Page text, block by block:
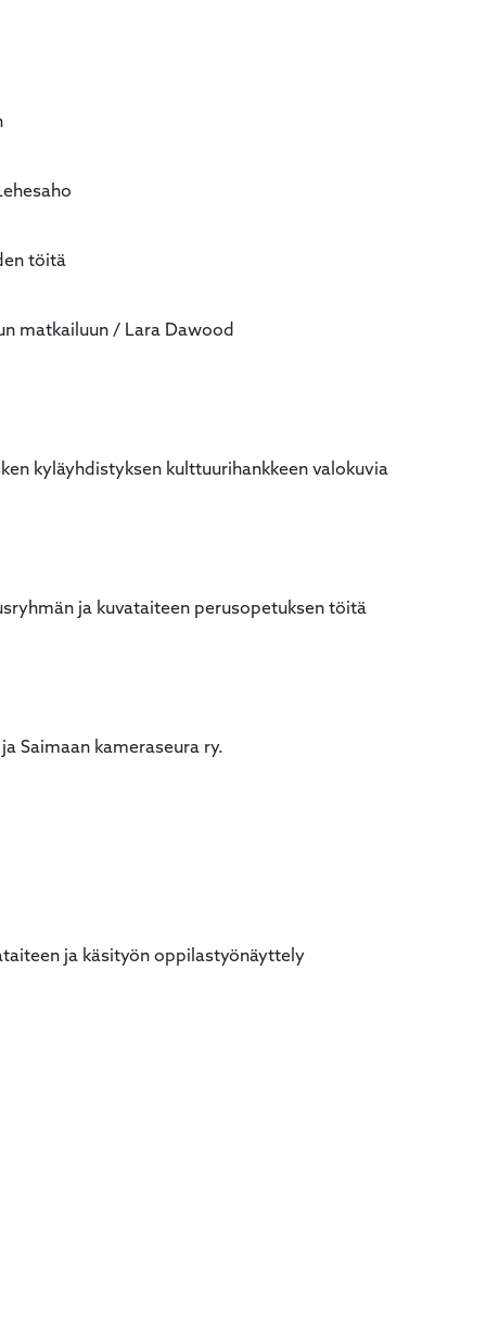
töitä
matkailuun / Lara Dawood
kyläyhdistyksen kulttuurihankkeen valokuvia
ja kuvataiteen perusopetuksen töitä
Saimaan kameraseura ry.
ja käsityön oppilastyönäyttely